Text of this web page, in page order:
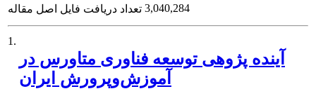
تعداد دریافت فایل اصل مقاله 3,040,284
1.
آینده پژوهی توسعه فناوری متاورس در
آموزش‌وپرورش ایران